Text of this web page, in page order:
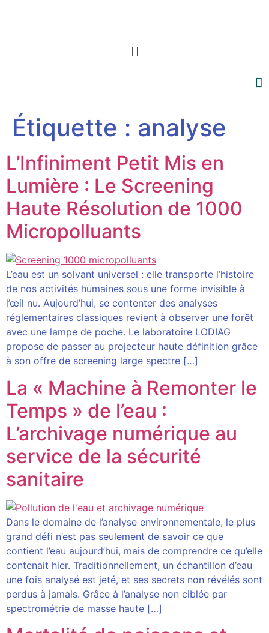
Menu
Étiquette : analyse
L’Infiniment Petit Mis en
Lumière : Le Screening
Haute Résolution de 1000
Micropolluants
L’eau est un solvant universel : elle transporte l’histoire
de nos activités humaines sous une forme invisible à
l’œil nu. Aujourd’hui, se contenter des analyses
réglementaires classiques revient à observer une forêt
avec une lampe de poche. Le laboratoire LODIAG
propose de passer au projecteur haute définition grâce
à son offre de screening large spectre […]
La « Machine à Remonter le
Temps » de l’eau :
L’archivage numérique au
service de la sécurité
sanitaire
Dans le domaine de l’analyse environnementale, le plus
grand défi n’est pas seulement de savoir ce que
contient l’eau aujourd’hui, mais de comprendre ce qu’elle
contenait hier. Traditionnellement, un échantillon d’eau
une fois analysé est jeté, et ses secrets non révélés sont
perdus à jamais. Grâce à l’analyse non ciblée par
spectrométrie de masse haute […]